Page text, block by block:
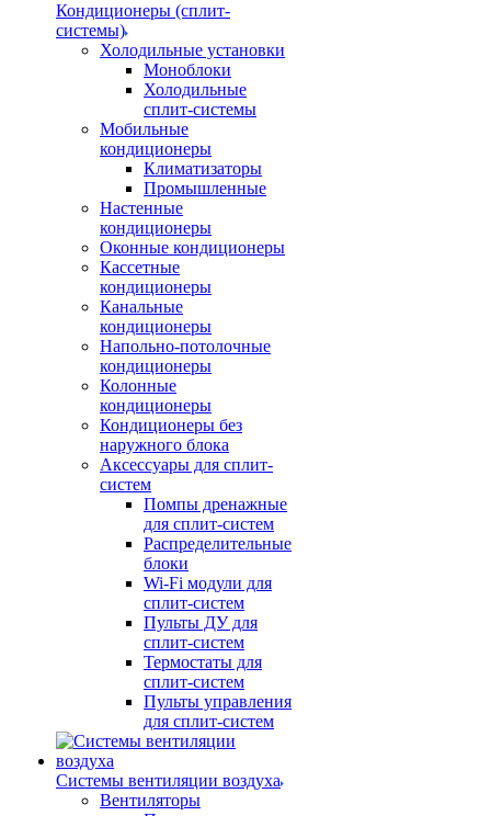
Кондиционеры (сплит-
системы)
Холодильные установки
Моноблоки
Холодильные
сплит-системы
Мобильные
кондиционеры
Климатизаторы
Промышленные
Настенные
кондиционеры
Оконные кондиционеры
Кассетные
кондиционеры
Канальные
кондиционеры
Напольно-потолочные
кондиционеры
Колонные
кондиционеры
Кондиционеры без
наружного блока
Аксессуары для сплит-
систем
Помпы дренажные
для сплит-систем
Распределительные
блоки
Wi-Fi модули для
сплит-систем
Пульты ДУ для
сплит-систем
Термостаты для
сплит-систем
Пульты управления
для сплит-систем
Системы вентиляции воздуха
Вентиляторы